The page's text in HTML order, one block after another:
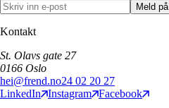
Meld på
Kontakt
St. Olavs gate 27
0166 Oslo
hei@frend.no24 02 20 27
LinkedIn Instagram Facebook